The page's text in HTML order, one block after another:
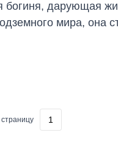
богиня, дарующая
мира, она